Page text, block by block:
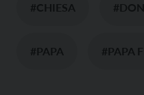
#CHIESA
#PAPA #PAPA